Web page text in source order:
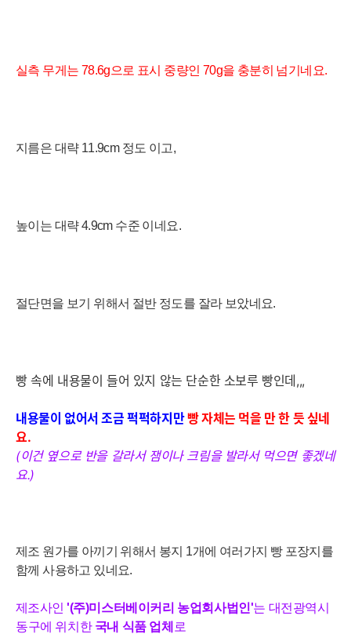
실측 무게는 78.6g으로 표시 중량인 70g을 충분히 넘기네요.
지름은 대략 11.9cm 정도 이고,
높이는 대략 4.9cm 수준 이네요.
절단면을 보기 위해서 절반 정도를 잘라 보았네요.
빵 속에 내용물이 들어 있지 않는 단순한 소보루 빵인데,,,
내용물이 없어서 조금 퍽퍽하지만빵자체는 먹을 만 한 듯 싶네
요.
(이건 옆으로 반을 갈라서 잼이나 크림을 발라서 먹으면 좋겠네
요.)
제조 원가를 아끼기 위해서 봉지 1개에 여러가지 빵 포장지를
함께 사용하고 있네요.
제조사인 '(주)미스터베이커리 농업회사법인'는 대전광역시
동구에 위치한 국내 식품 업체 로